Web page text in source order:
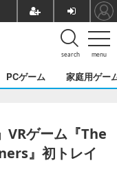
menu
search
PCゲーム 家庭用ゲー
VRゲーム『The
』初トレイ